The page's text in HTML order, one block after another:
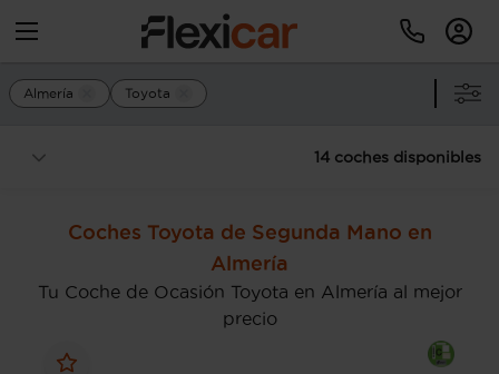
Almería Toyota
14 coches disponibles
Coches Toyota de Segunda Mano en
Almería
Tu Coche de Ocasión Toyota en Almería al mejor
precio